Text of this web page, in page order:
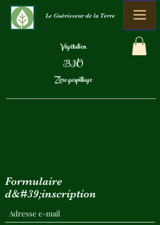
Le Guérisseur de la Terre
Végétalien
BIO
Zero gaspillage
Formulaire
d&#39;inscription